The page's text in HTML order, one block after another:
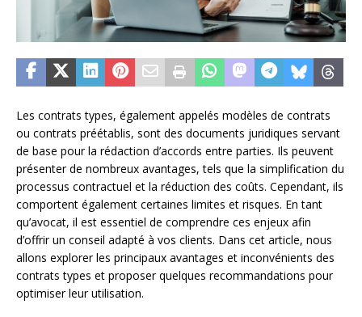
Les contrats types, également appelés modèles de contrats
ou contrats préétablis, sont des documents juridiques servant
de base pour la rédaction d’accords entre parties. Ils peuvent
présenter de nombreux avantages, tels que la simplification du
processus contractuel et la réduction des coûts. Cependant, ils
comportent également certaines limites et risques. En tant
qu’avocat, il est essentiel de comprendre ces enjeux afin
d’offrir un conseil adapté à vos clients. Dans cet article, nous
allons explorer les principaux avantages et inconvénients des
contrats types et proposer quelques recommandations pour
optimiser leur utilisation.